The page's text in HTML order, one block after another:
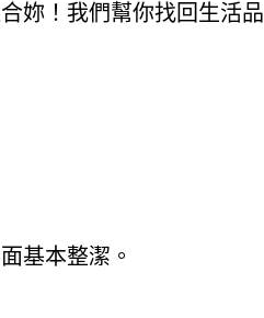
妳！我們幫你找回生活品
基本整潔。